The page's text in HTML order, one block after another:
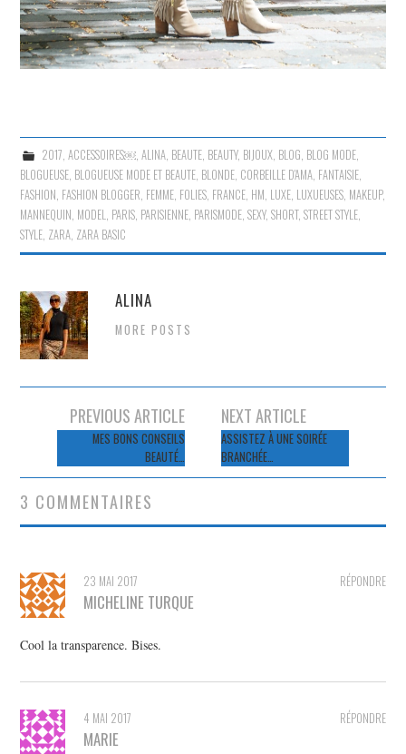
2017, ACCESSOIRES￼, ALINA, BEAUTE, BEAUTY, BIJOUX, BLOG, BLOG MODE,
BLOGUEUSE, BLOGUEUSE MODE ET BEAUTE, BLONDE, CORBEILLE D'AMA, FANTAISIE,
FASHION, FASHION BLOGGER, FEMME, FOLIES, FRANCE, HM, LUXE, LUXUEUSES, MAKEUP,
MANNEQUIN, MODEL, PARIS, PARISIENNE, PARISMODE,SEXY,SHORT,STREET STYLE,
STYLE, ZARA, ZARA BASIC
ALINA
MORE POSTS
Navigation
articles
PREVIOUS ARTICLE
MES BONS CONSEILS
BEAUTÉ…
NEXT ARTICLE
ASSISTEZ À UNE SOIRÉE
BRANCHÉE…
3 COMMENTAIRES
RÉPONDRE
23 MAI 2017
MICHELINE TURQUE
Cool la transparence. Bises.
RÉPONDRE
4 MAI 2017
MARIE